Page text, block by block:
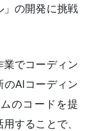
」の開発に挑戦
業でコーディン
のAIコーディン
のコードを提
することで、